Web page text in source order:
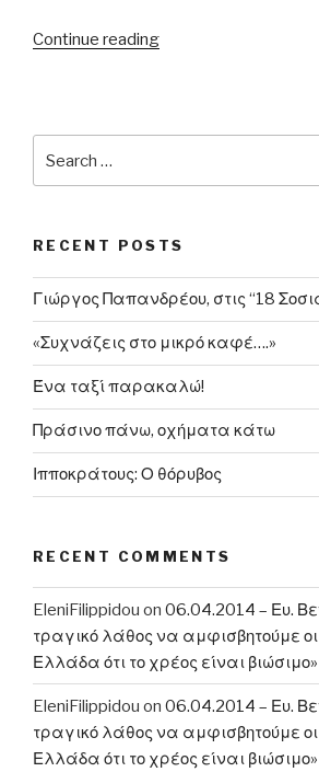
Continue reading“13/06/2002
που
στηρίζεται
σε
μία
ισχυρή
οικονομία
και
μία
ισχυρή
κοινωνία»”
for:
RECENT POSTS
Γιώργος Παπανδρέου, στις “18
«Συχνάζεις στο μικρό καφέ….»
Ένα ταξί παρακαλώ!
Πράσινο πάνω, οχήματα κάτω
Ιπποκράτους: Ο θόρυβος
RECENT COMMENTS
EleniFilippidou on 06.04.2014 – Ευ.
τραγικό λάθος να αμφισβητούμε οι
Ελλάδα ότι το χρέος είναι βιώσιμο»
EleniFilippidou on 06.04.2014 – Ευ.
τραγικό λάθος να αμφισβητούμε οι
Ελλάδα ότι το χρέος είναι βιώσιμο»